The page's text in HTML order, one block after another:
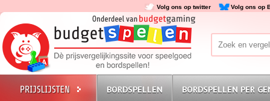
Volg ons op twitter Volg ons op
BORDSPELLEN BORDSPELLEN PER